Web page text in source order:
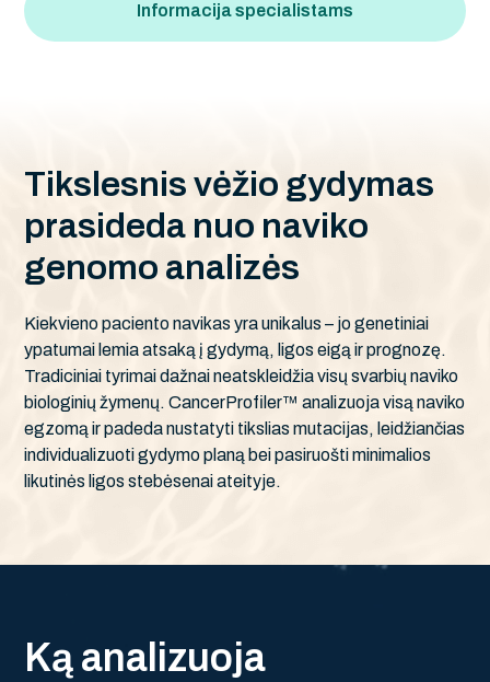
Informacija specialistams
Ti ks esnis vėžio gydymas
prasideda nuo navi ko
genomo ana izės
Kiekvieno paciento navikas yra unikalus – jo genetiniai
ypatumai lemia atsaką į gydymą, ligos eigą ir prognozę.
Tradiciniai tyrimai dažnai neatskleidžia visų svarbių naviko
biologinių žymenų. CancerProfiler™ analizuoja visą naviko
egzomą ir padeda nustatyti tikslias mutacijas, leidžiančias
individualizuoti gydymo planą bei pasiruošti minimalios
likutinės ligos stebėsenai ateityje.
Ką ana izuoja